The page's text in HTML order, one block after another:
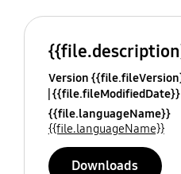
Version
{{file.fileModifiedDate}}
{{file.languageName}}
{{file.languageName}}
Downloads